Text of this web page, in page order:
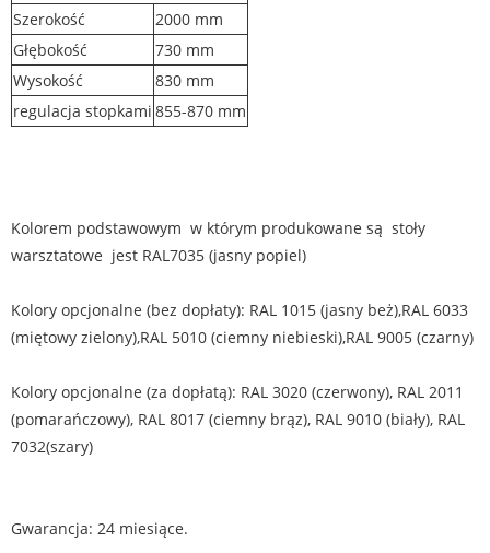
Szerokość
2000 mm
Głębokość
730 mm
Wysokość
830 mm
regulacja stopkami 855-870 mm
Kolorem podstawowym w którym produkowane są stoły
warsztatowe jest RAL7035 (jasny popiel)
Kolory opcjonalne (bez dopłaty): RAL 1015 (jasny beż),RAL 6033
(miętowy zielony),RAL 5010 (ciemny niebieski),RAL 9005 (czarny)
Kolory opcjonalne (za dopłatą): RAL 3020 (czerwony), RAL 2011
(pomarańczowy), RAL 8017 (ciemny brąz), RAL 9010 (biały), RAL
7032(szary)
Gwarancja: 24 miesiące.